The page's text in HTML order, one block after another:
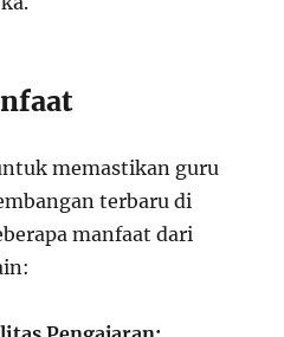
memastikan guru
terbaru di
manfaat dari